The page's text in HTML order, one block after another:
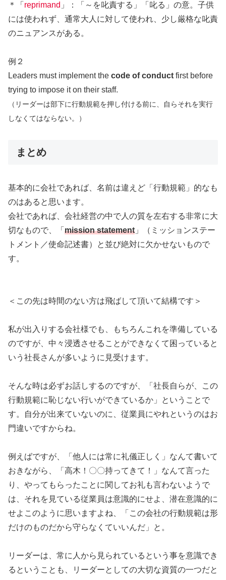
＊「 reprimand 」：「～を叱責する」「叱る」の意。子供
には使われず、通常大人に対して使われ、少し厳格な叱責
のニュアンスがある。
例２
Leaders must implement the code of conduct first before
trying to impose it on their staff.
（リーダーは部下に行動規範を押し付ける前に、自らそれを実行
しなくてはならない。）
まとめ
基本的に会社であれば、名前は違えど「行動規範」的なも
のはあると思います。
会社であれば、会社経営の中で人の質を左右する非常に大
切なもので、「 mission statement 」（ミッションステー
トメント／使命記述書）と並び絶対に欠かせないもので
す。
＜この先は時間のない方は飛ばして頂いて結構です＞
私が出入りする会社様でも、もちろんこれを準備している
のですが、中々浸透させることができなくて困っていると
いう社長さんが多いように見受けます。
そんな時は必ずお話しするのですが、「社長自らが、この
行動規範に恥じない行いができているか」ということで
す。自分が出来ていないのに、従業員にやれというのはお
門違いですからね。
例えばですが、「他人には常に礼儀正しく」なんて書いて
おきながら、「高木！〇〇持ってきて！」なんて言った
り、やってもらったことに関してお礼も言わないようで
は、それを見ている従業員は意識的にせよ、潜在意識的に
せよこのように思いますよね、「この会社の行動規範は形
だけのものだから守らなくていいんだ」と。
リーダーは、常に人から見られているという事を意識でき
るということも、リーダーとしての大切な資質の一つだと